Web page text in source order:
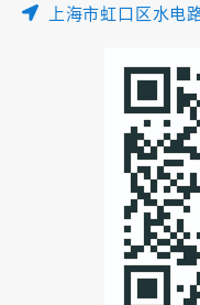
上海市虹口区水电